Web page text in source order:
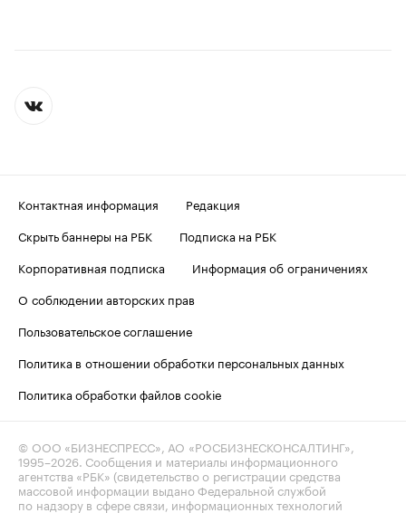
Контактная информация
Редакция
Скрыть баннеры на РБК
Подписка на РБК
Корпоративная подписка
Информация об ограничениях
О соблюдении авторских прав
Пользовательское соглашение
Политика в отношении обработки персональных данных
Политика обработки файлов cookie
© ООО «БИЗНЕСПРЕСС», АО «РОСБИЗНЕСКОНСАЛТИНГ»,
1995–2026. Сообщения и материалы информационного
агентства «РБК» (свидетельство о регистрации средства
массовой информации выдано Федеральной службой
по надзору в сфере связи, информационных технологий